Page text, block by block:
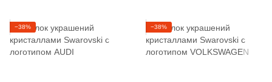
−38% −38%